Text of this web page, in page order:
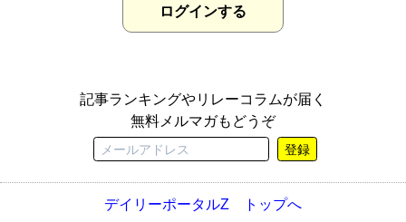
ログインする
記事ランキングやリレーコラムが届く
無料メルマガもどうぞ
登録
デイリーポータルZ トップへ